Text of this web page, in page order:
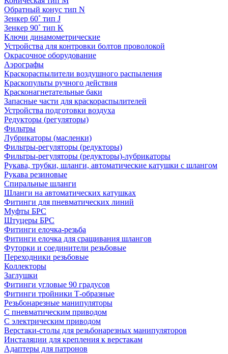
Обратный конус тип N
Зенкер 60˚ тип J
Зенкер 90˚ тип K
Ключи динамометрические
Устройства для контровки болтов проволокой
Окрасочное оборудование
Аэрографы
Краскораспылители воздушного распыления
Краскопульты ручного действия
Красконагнетательные баки
Запасные части для краскораспылителей
Устройства подготовки воздуха
Редукторы (регуляторы)
Фильтры
Лубрикаторы (масленки)
Фильтры-регуляторы (редукторы)
Фильтры-регуляторы (редукторы)-лубрикаторы
Рукава, трубки, шланги, автоматические катушки с шлангом
Рукава резиновые
Спиральные шланги
Шланги на автоматических катушках
Фитинги для пневматических линий
Муфты БРС
Штуцеры БРС
Фитинги елочка-резьба
Фитинги елочка для сращивания шлангов
Футорки и соединители резьбовые
Переходники резьбовые
Коллекторы
Заглушки
Фитинги угловые 90 градусов
Фитинги тройники Т-образные
Резьбонарезные манипуляторы
С пневматическим приводом
С электрическим приводом
Верстаки-столы для резьбонарезных манипуляторов
Инсталяции для крепления к верстакам
Адаптеры для патронов